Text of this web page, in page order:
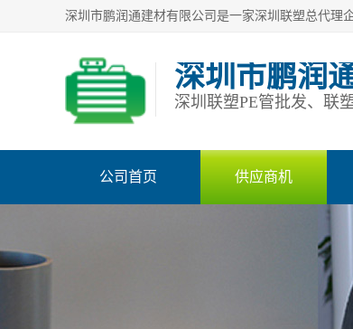
深圳市鹏润
公司首页 供应商机